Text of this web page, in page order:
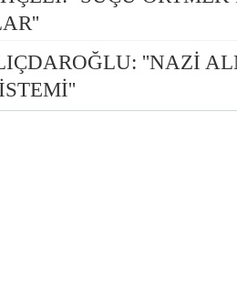
''NAZİ